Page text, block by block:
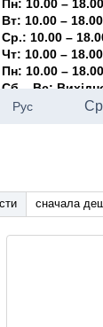
Пн: 10.00 – 18.00
Вт: 10.00 – 18.00
Ср.: 10.00 –
Чт: 10.00 – 18.00
Пн: 10.00 – 18.00
Сб – Вс:
Рус
сначала